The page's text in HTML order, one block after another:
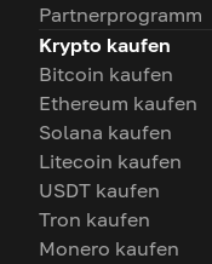
Partnerprogramm
Krypto kaufen
Bitcoin kaufen
Ethereum kaufen
Solana kaufen
Litecoin kaufen
USDT kaufen
Tron kaufen
Monero kaufen